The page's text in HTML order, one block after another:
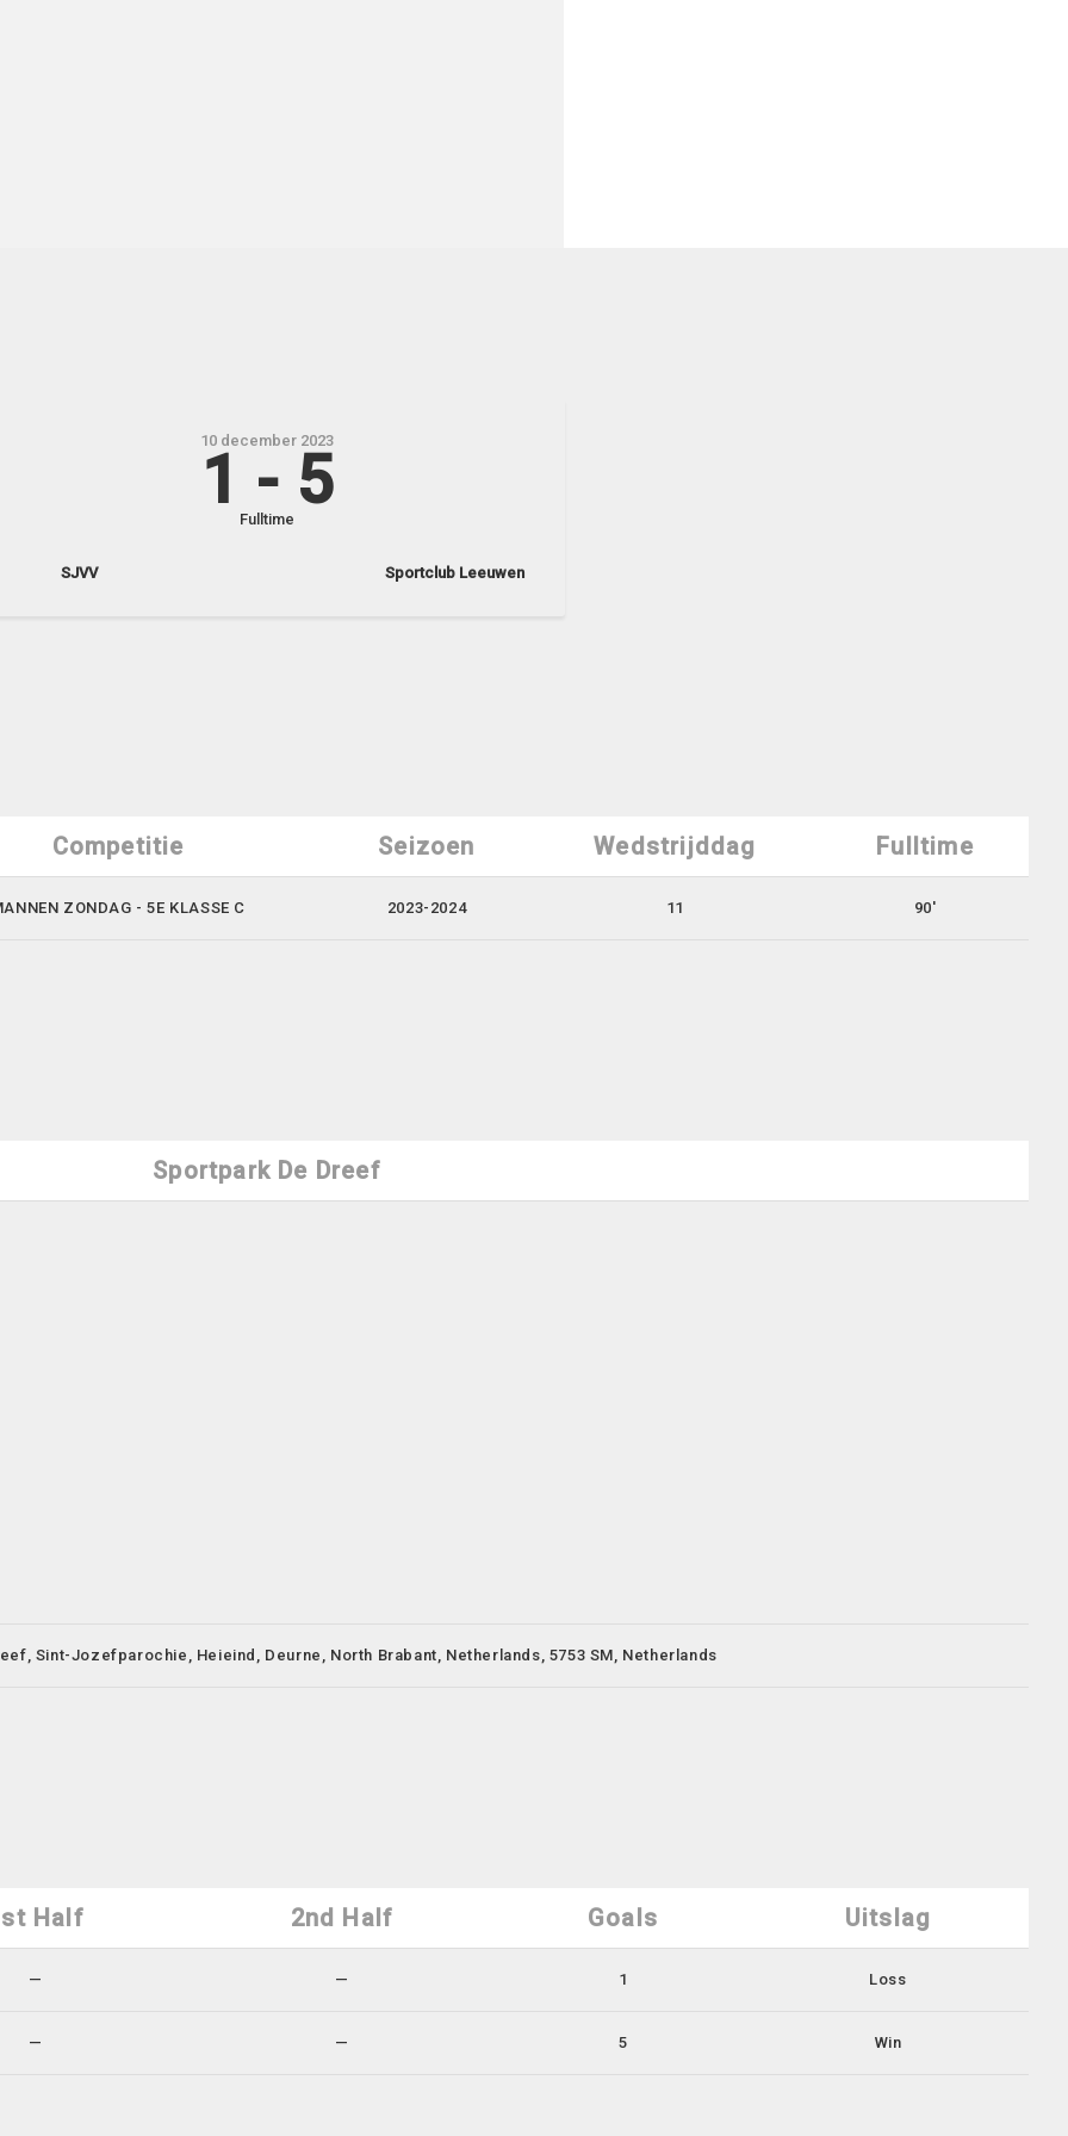
SJVV Sportclub Leeuwen
10 december 2023
1 - 5
Fulltime
Competitie Seizoen Wedstrijddag Fulltime
ZONDAG - 5E KLASSE C 2023-2024 11 90'
Sportpark De Dreef
Sint-Jozefparochie, Heieind, Deurne, North Brabant, Netherlands, 5753 SM, Netherlands
Half 2nd Half Goals Uitslag
— — 1 Loss
— — 5 Win